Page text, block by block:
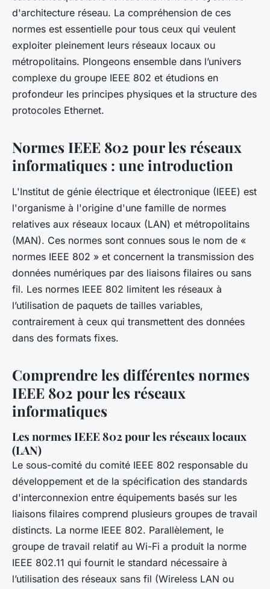
régis•3 avril 2023•2 min de lecture
d'architecture réseau. La compréhension de ces
normes est essentielle pour tous ceux qui veulent
exploiter pleinement leurs réseaux locaux ou
métropolitains. Plongeons ensemble dans l’univers
complexe du groupe IEEE 802 et étudions en
profondeur les principes physiques et la structure des
protocoles Ethernet.
Normes IEEE 802 pour les réseaux
informatiques : une introduction
L'Institut de génie électrique et électronique (IEEE) est
l'organisme à l'origine d'une famille de normes
relatives aux réseaux locaux (LAN) et métropolitains
(MAN). Ces normes sont connues sous le nom de «
normes IEEE 802 » et concernent la transmission des
données numériques par des liaisons filaires ou sans
fil. Les normes IEEE 802 limitent les réseaux à
l’utilisation de paquets de tailles variables,
contrairement à ceux qui transmettent des données
dans des formats fixes.
Comprendre les différentes normes
IEEE 802 pour les réseaux
informatiques
Les normes IEEE 802 pour les réseaux locaux
(LAN)
Le sous-comité du comité IEEE 802 responsable du
développement et de la spécification des standards
d'interconnexion entre équipements basés sur les
liaisons filaires comprend plusieurs groupes de travail
distincts. La norme IEEE 802. Parallèlement, le
groupe de travail relatif au Wi-Fi a produit la norme
IEEE 802.11 qui fournit le standard nécessaire à
l’utilisation des réseaux sans fil (Wireless LAN ou